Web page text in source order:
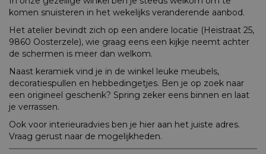
komen snuisteren in het wekelijks veranderende aanbod.
Het atelier bevindt zich op een andere locatie (Heistraat 25,
9860 Oosterzele), wie graag eens een kijkje neemt achter
de schermen is meer dan welkom.
Naast keramiek vind je in de winkel leuke meubels,
decoratiespullen en hebbedingetjes. Ben je op zoek naar
een origineel geschenk? Spring zeker eens binnen en laat
je verrassen.
Ook voor interieuradvies ben je hier aan het juiste adres.
Vraag gerust naar de mogelijkheden.